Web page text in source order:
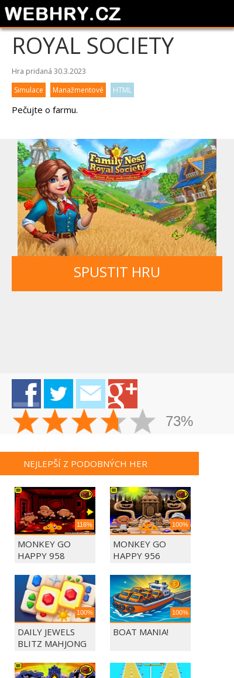
ROYAL SOCIETY
Hra pridaná 30.3.2023
Simulace
Manažmentové HTML
Pečujte o farmu.
SPUSTIT HRU
73%
NEJLEPŠÍ Z PODOBNÝCH HER
116%
MONKEY GO
HAPPY 958
100%
MONKEY GO
HAPPY 956
100%
DAILY JEWELS
BLITZ MAHJONG
100%
BOAT MANIA!